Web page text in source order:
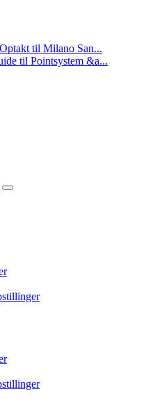
til Milano San...
til Pointsystem &a...